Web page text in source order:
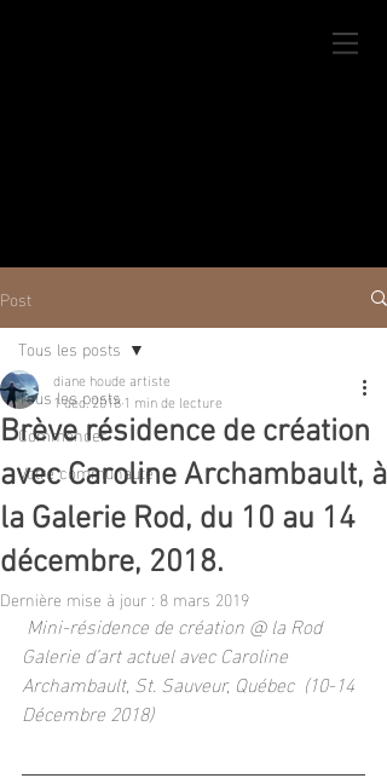
Post
Tous les posts
Commencer
Votre communauté
Tous les posts
Brève résidence de création
avec Caroline Archambault, à
la Galerie Rod, du 10 au 14
décembre, 2018.
diane houde artiste
1 déc. 20181 min de lecture
Dernière mise à jour : 8 mars 2019
Mini-résidence de création @ la Rod
Galerie d’art actuel avec Caroline
Archambault, St. Sauveur, Québec  (10-14
Décembre 2018)